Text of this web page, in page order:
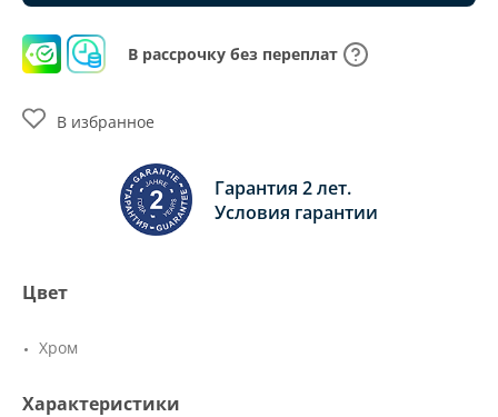
В рассрочку без переплат
Гарантия 2 лет.
Условия гарантии
В избранное
Цвет
Хром
Характеристики